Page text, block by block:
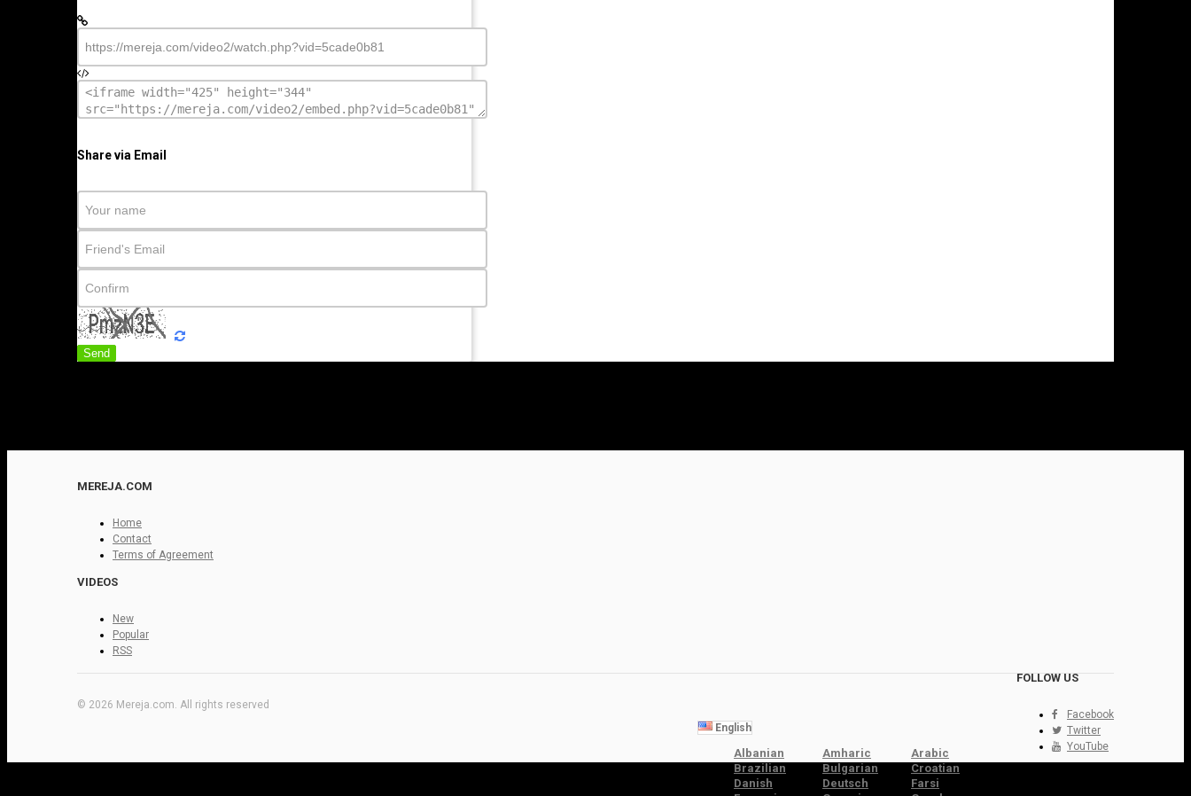
Share via Email
Send
MEREJA.COM
Home
Contact
Terms of Agreement
VIDEOS
New
Popular
RSS
FOLLOW US
Facebook
Twitter
YouTube
© 2026 Mereja.com. All rights reserved
English
Albanian Amharic
Arabic
Brazilian
Bulgarian
Croatian
Danish
Deutsch
Farsi